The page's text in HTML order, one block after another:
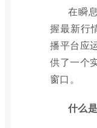
在瞬
握最新行
播平台应
供了一个
窗口。
什么